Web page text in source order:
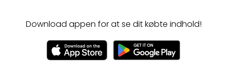
Download appen for at se dit købte indhold!